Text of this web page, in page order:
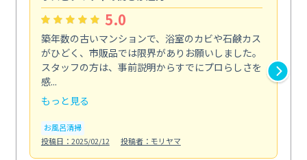
5.0
築年数の古いマンションで、浴室のカビや石鹸カス
がひどく、市販品では限界がありお願いしました。
スタッフの方は、事前説明からすでにプロらしさを
感...
もっと見る
お風呂清掃
投稿日：2025/02/12
投稿者：モリヤマ